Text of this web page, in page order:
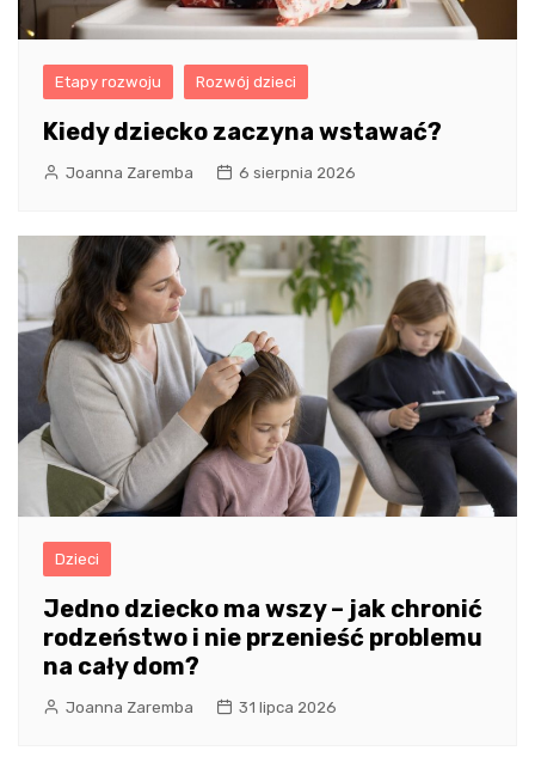
Etapy rozwoju Rozwój dzieci
Kiedy dziecko zaczyna wstawać?
Joanna Zaremba 6 sierpnia 2026
Dzieci
Jedno dziecko ma wszy – jak chronić
rodzeństwo i nie przenieść problemu
na cały dom?
Joanna Zaremba 31 lipca 2026